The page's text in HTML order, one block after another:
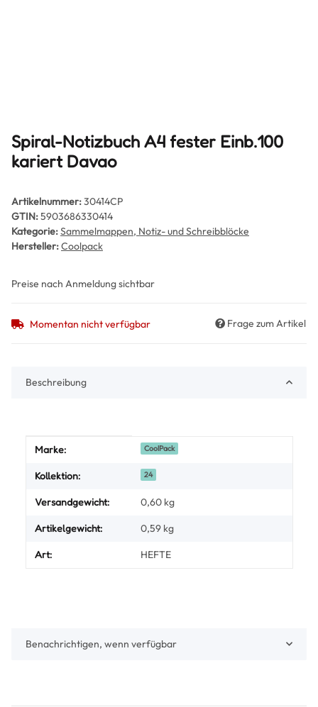
Spiral-Notizbuch A4 fester Einb.100
kariert Davao
Artikelnummer:30414CP
GTIN:5903686330414
Kategorie:Sammelmappen, Notiz- und Schreibblöcke
Hersteller:Coolpack
Preise nach Anmeldung sichtbar
Momentan nicht verfügbar Frage zum Artikel
Beschreibung
Produkteigenschaft
Wert
Marke: CoolPack
Kollektion: 24
Versandgewicht: 0,60 kg
Artikelgewicht: 0,59 kg
Art: HEFTE
Benachrichtigen, wenn verfügbar